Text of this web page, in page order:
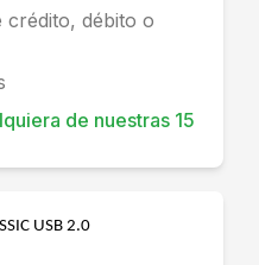
crédito, débito o
de nuestras 15
USB 2.0